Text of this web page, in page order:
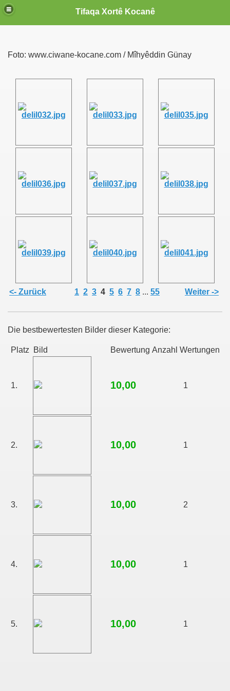
Tifaqa Xortê Kocanê
Foto: www.ciwane-kocane.com / Mîhyêddin Günay
<- Zurück 1 2 3 4 5 6 7 8 ... 55 Weiter ->
Die bestbewertesten Bilder dieser Kategorie:
Platz Bild Bewertung Anzahl Wertungen
1. 10,00 1
2. 10,00 1
3. 10,00 2
4. 10,00 1
5. 10,00 1